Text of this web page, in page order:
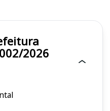
2026